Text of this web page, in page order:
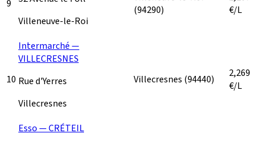
9
Villeneuve-le-Roi
(94290)
€/L
10
Intermarché —
VILLECRESNES
Rue d'Yerres
Villecresnes
Villecresnes (94440)
2,269
€/L
Esso — CRÉTEIL